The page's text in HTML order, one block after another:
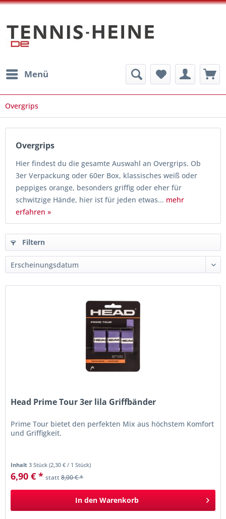
Menü
Overgrips
Overgrips
Hier findest du die gesamte Auswahl an Overgrips. Ob
3er Verpackung oder 60er Box, klassisches weiß oder
peppiges orange, besonders griffig oder eher für
schwitzige Hände, hier ist für jeden etwas... mehr
erfahren »
Filtern
Head Prime Tour 3er lila Griffbänder
Prime Tour bietet den perfekten Mix aus höchstem Komfort
und Griffigkeit.
Inhalt3 Stück(2,30 € / 1 Stück)
6,90 € * statt8,00 € *
In den Warenkorb